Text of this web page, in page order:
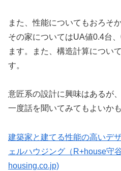
また、性能についてもおろそ
その家についてはUA値0.4台
ます。また、構造計算につい
す。
意匠系の設計に興味はあるが
一度話を聞いてみてもよいか
建築家と建てる性能の高いデ
ェルハウジング（R+house
housing.co.jp)